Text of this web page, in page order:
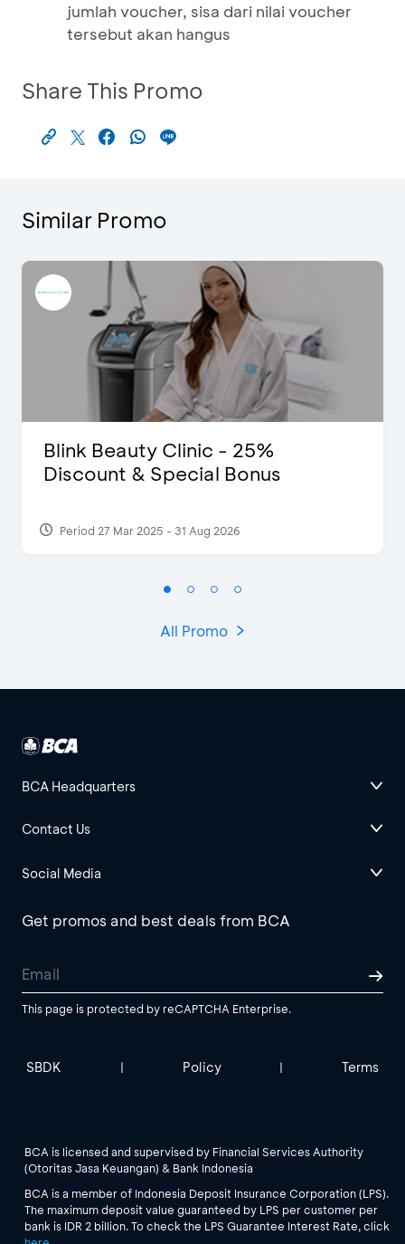
jumlah voucher, sisa dari nilai voucher
tersebut akan hangus
Share This Promo
Similar Promo
Blink Beauty Clinic - 25%
Discount & Special Bonus
Period 27 Mar 2025 - 31 Aug 2026
All Promo
BCA Headquarters
Contact Us
Social Media
Get promos and best deals from BCA
This page is protected by reCAPTCHA Enterprise.
SBDK | Policy | Terms
BCA is licensed and supervised by Financial Services Authority
(Otoritas Jasa Keuangan) & Bank Indonesia
BCA is a member of Indonesia Deposit Insurance Corporation (LPS).
The maximum deposit value guaranteed by LPS per customer per
bank is IDR 2 billion. To check the LPS Guarantee Interest Rate, click